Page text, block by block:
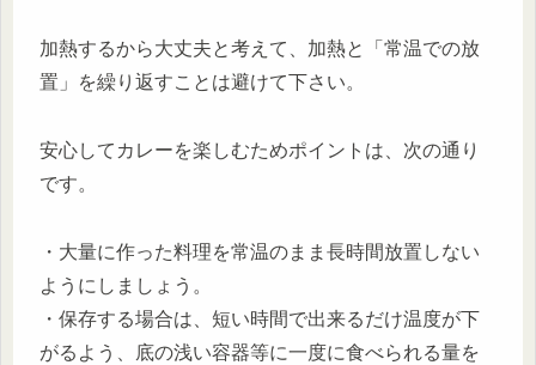
加熱するから大丈夫と考えて、加熱と「常温での放
置」を繰り返すことは避けて下さい。
安心してカレーを楽しむためポイントは、次の通り
です。
・大量に作った料理を常温のまま長時間放置しない
ようにしましょう。
・保存する場合は、短い時間で出来るだけ温度が下
がるよう、底の浅い容器等に一度に食べられる量を